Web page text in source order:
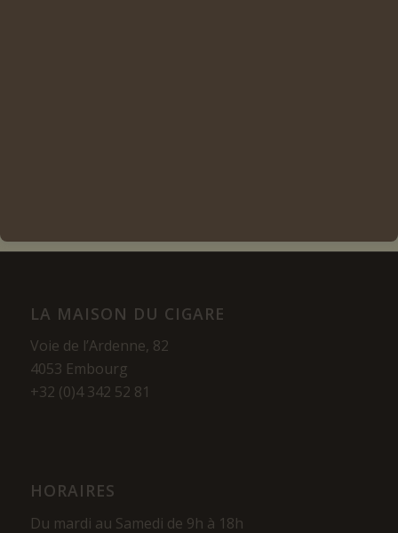
LA MAISON DU CIGARE
Voie de l’Ardenne, 82
4053 Embourg
+32 (0)4 342 52 81
HORAIRES
Du mardi au Samedi de 9h à 18h